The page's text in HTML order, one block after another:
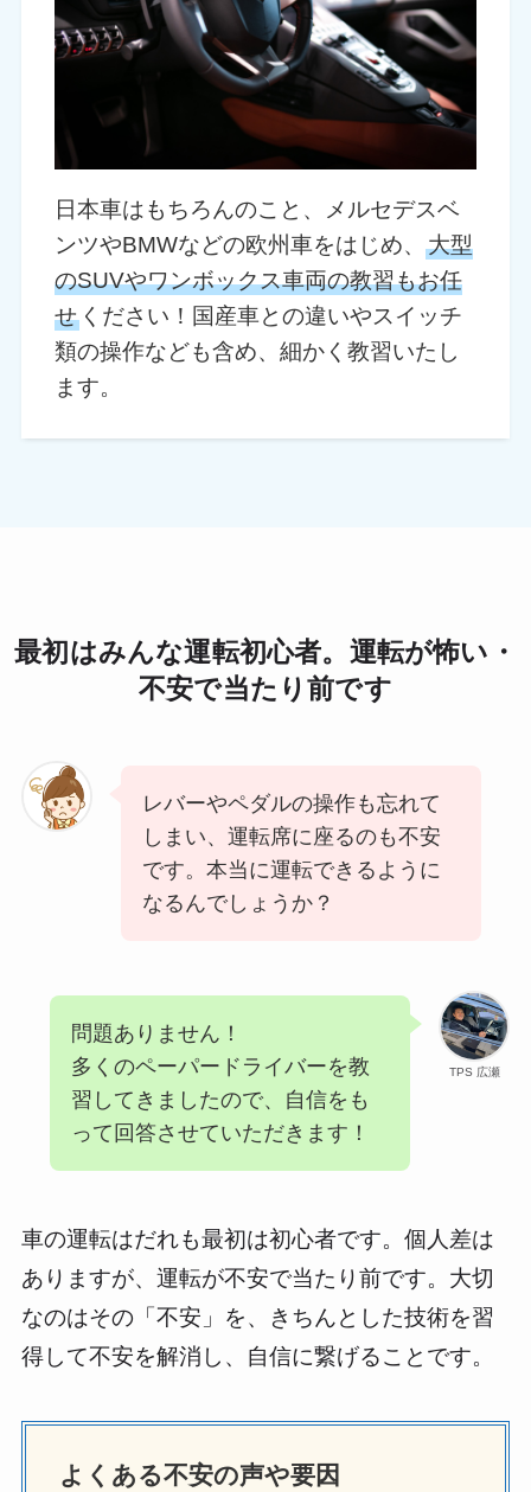
日本車はもちろんのこと、メルセデスベ
ンツやBMWなどの欧州車をはじめ、大型
のSUVやワンボックス車両の教習もお任
せ ください！国産車との違いやスイッチ
類の操作なども含め、細かく教習いたし
ます。
最初はみんな運転初心者。運転が怖い・
不安で当たり前です
レバーやペダルの操作も忘れて
しまい、運転席に座るのも不安
です。本当に運転できるように
なるんでしょうか？
TPS 広瀬
問題ありません！
多くのペーパードライバーを教
習してきましたので、自信をも
って回答させていただきます！
車の運転はだれも最初は初心者です。個人差は
ありますが、運転が不安で当たり前です。大切
なのはその「不安」を、きちんとした技術を習
得して不安を解消し、自信に繋げることです。
よくある不安の声や要因